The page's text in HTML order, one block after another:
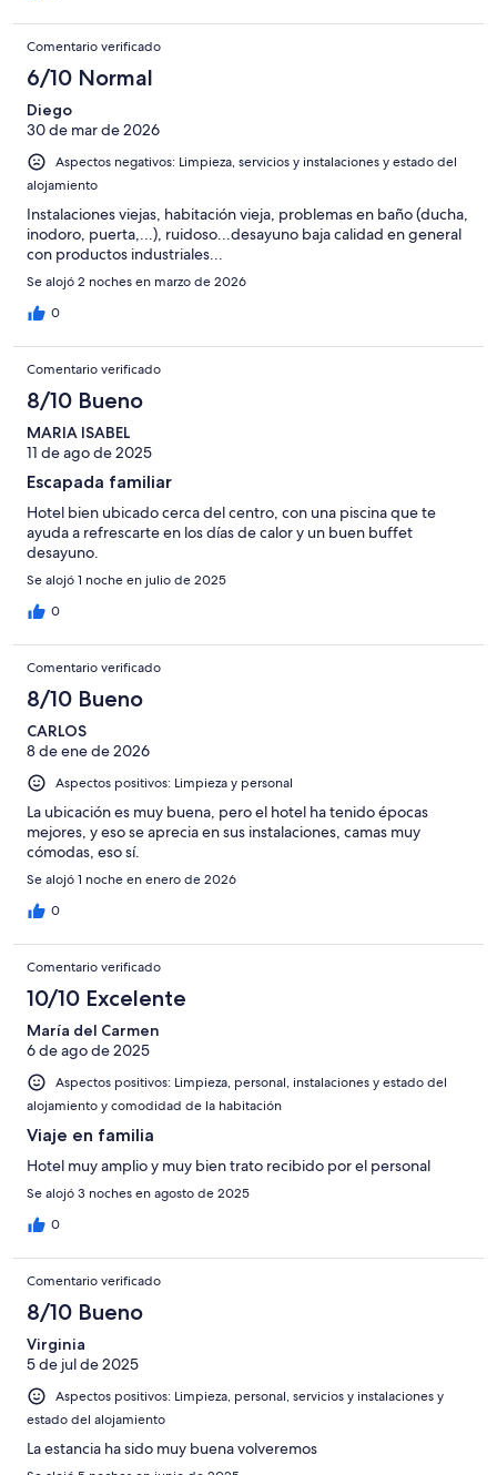
Comentario verificado
6/10 Normal
Diego
30 de mar de 2026
Aspectos negativos: Limpieza, servicios y instalaciones y estado del
alojamiento
Instalaciones viejas, habitación vieja, problemas en baño (ducha,
inodoro, puerta,...), ruidoso...desayuno baja calidad en general
con productos industriales...
Se alojó 2 noches en marzo de 2026
0
Comentario verificado
8/10 Bueno
MARIA ISABEL
11 de ago de 2025
Escapada familiar
Hotel bien ubicado cerca del centro, con una piscina que te
ayuda a refrescarte en los días de calor y un buen buffet
desayuno.
Se alojó 1 noche en julio de 2025
0
Comentario verificado
8/10 Bueno
CARLOS
8 de ene de 2026
Aspectos positivos: Limpieza y personal
La ubicación es muy buena, pero el hotel ha tenido épocas
mejores, y eso se aprecia en sus instalaciones, camas muy
cómodas, eso sí.
Se alojó 1 noche en enero de 2026
0
Comentario verificado
10/10 Excelente
María del Carmen
6 de ago de 2025
Aspectos positivos: Limpieza, personal, instalaciones y estado del
alojamiento y comodidad de la habitación
Viaje en familia
Hotel muy amplio y muy bien trato recibido por el personal
Se alojó 3 noches en agosto de 2025
0
Comentario verificado
8/10 Bueno
Virginia
5 de jul de 2025
Aspectos positivos: Limpieza, personal, servicios y instalaciones y
estado del alojamiento
La estancia ha sido muy buena volveremos